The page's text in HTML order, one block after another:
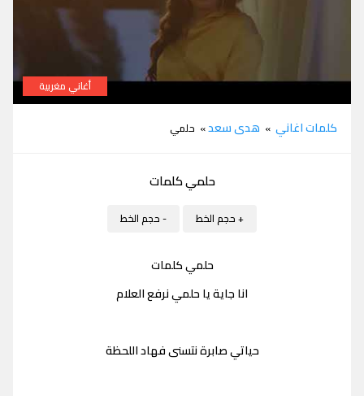
أغاني مغربية
كلمات اغاني » هدى سعد» حلمي
حلمي كلمات
+ حجم الخط - حجم الخط
حلمي كلمات
انا جاية يا حلمي نرفع العلام
حياتي صابرة نتسنى فهاد اللحظة